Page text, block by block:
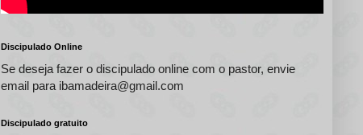
Discipulado Online
Se deseja fazer o discipulado online com o pastor, envie
email para ibamadeira@gmail.com
Discipulado gratuito